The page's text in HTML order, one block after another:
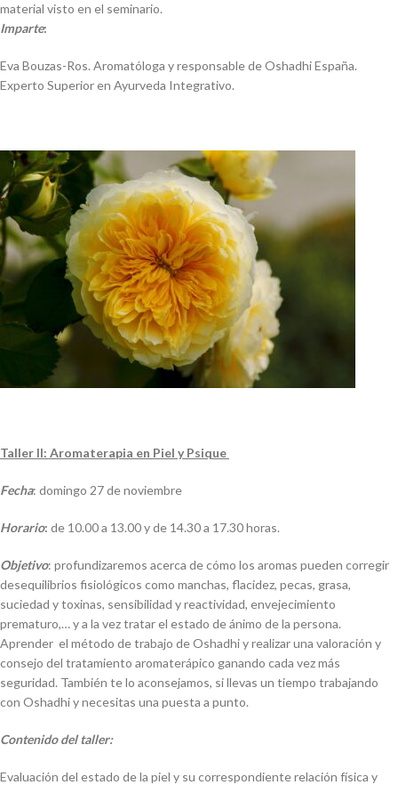
material visto en el seminario.
Imparte:
Eva Bouzas-Ros. Aromatóloga y responsable de Oshadhi España.
Experto Superior en Ayurveda Integrativo.
Taller II: Aromaterapia en Piel y Psique
Fecha: domingo 27 de noviembre
Horario: de 10.00 a 13.00 y de 14.30 a 17.30 horas.
Objetivo: profundizaremos acerca de cómo los aromas pueden corregir
desequilibrios fisiológicos como manchas, flacidez, pecas, grasa,
suciedad y toxinas, sensibilidad y reactividad, envejecimiento
prematuro,… y a la vez tratar el estado de ánimo de la persona.
Aprender el método de trabajo de Oshadhi y realizar una valoración y
consejo del tratamiento aromaterápico ganando cada vez más
seguridad. También te lo aconsejamos, si llevas un tiempo trabajando
con Oshadhi y necesitas una puesta a punto.
Contenido del taller:
Evaluación del estado de la piel y su correspondiente relación física y